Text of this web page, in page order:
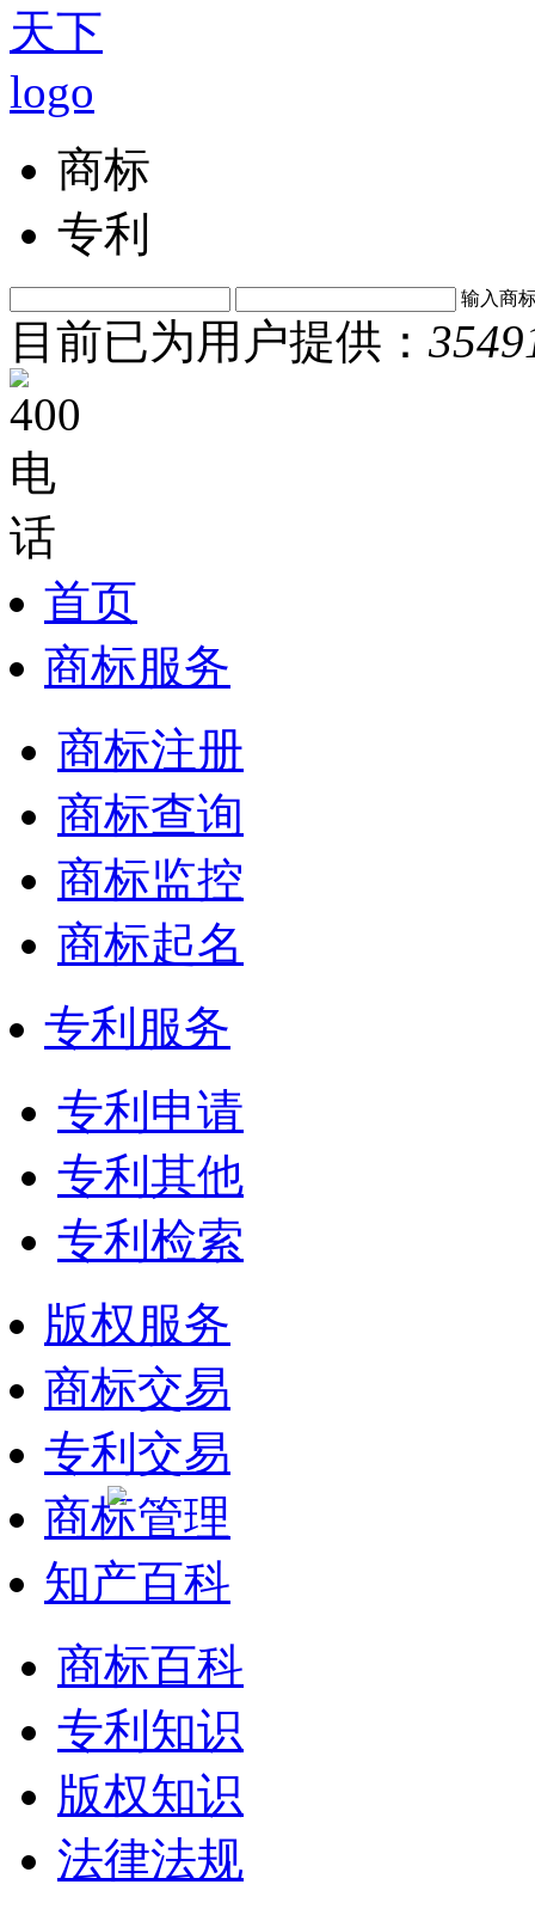
商标
专利
输入商
目前已为用户提供：
首页
商标服务
商标注册
商标查询
商标监控
商标起名
专利服务
专利申请
专利其他
专利检索
版权服务
商标交易
专利交易
商标管理
知产百科
商标百科
专利知识
版权知识
法律法规